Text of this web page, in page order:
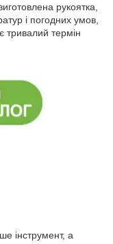
рукоятка,
і погодних умов,
тривалий термін
інструмент, а